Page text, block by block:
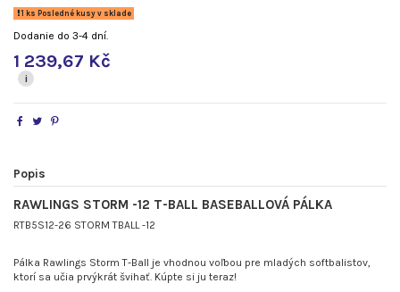
1 ks Posledné kusy v sklade
Dodanie do 3-4 dní.
1 239,67 Kč
i
Popis
RAWLINGS STORM -12 T-BALL BASEBALLOVÁ PÁLKA
RTB5S12-26 STORM TBALL -12
Pálka Rawlings Storm T-Ball je vhodnou voľbou pre mladých softbalistov,
ktorí sa učia prvýkrát švihať. Kúpte si ju teraz!